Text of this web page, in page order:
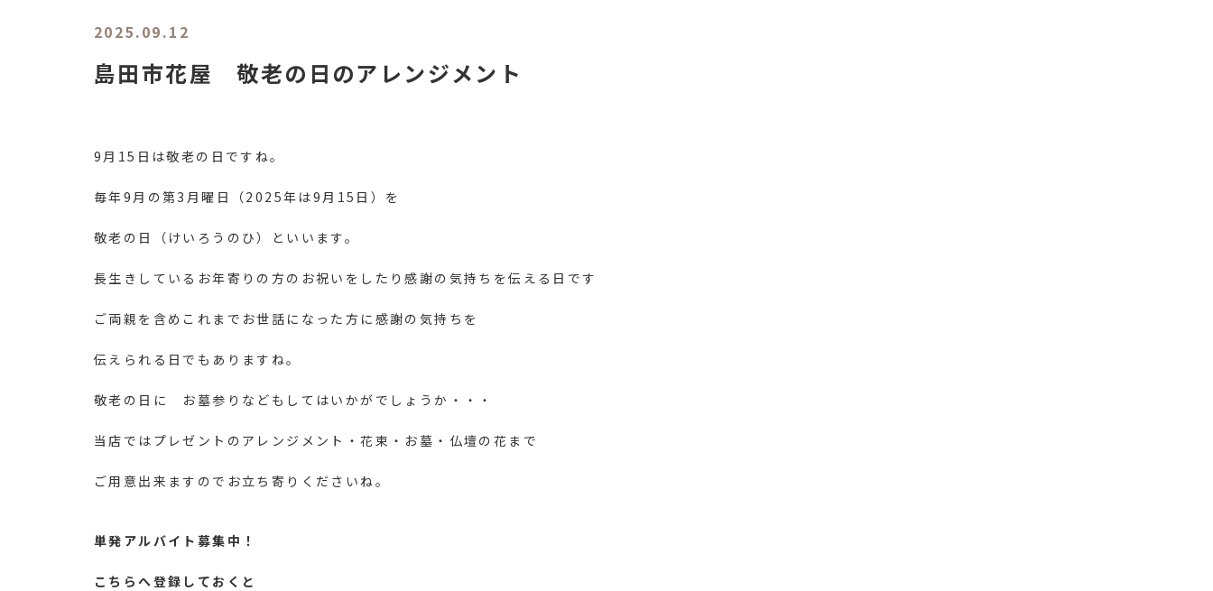
2025.09.12
島田市花屋 敬老の日のアレンジメント
9月15日は敬老の日ですね。
毎年9月の第3月曜日（2025年は9月15日）を
敬老の日（けいろうのひ）といいます。
長生きしているお年寄りの方のお祝いをしたり感謝の気持ちを伝える日です
ご両親を含めこれまでお世話になった方に感謝の気持ちを
伝えられる日でもありますね。
敬老の日に お墓参りなどもしてはいかがでしょうか・・・
当店ではプレゼントのアレンジメント・花束・お墓・仏壇の花まで
ご用意出来ますのでお立ち寄りくださいね。
単発アルバイト募集中！
こちらへ登録しておくと